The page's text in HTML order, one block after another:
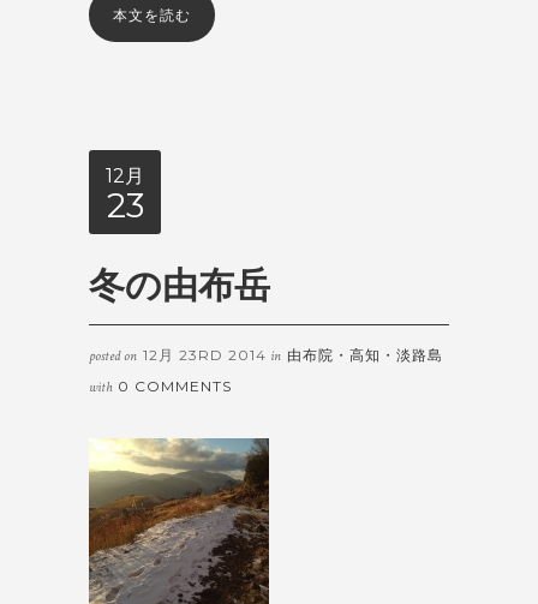
本文を読む
12月
23
冬の由布岳
posted on 12月 23RD 2014 in 由布院・高知・淡路島
with 0 COMMENTS